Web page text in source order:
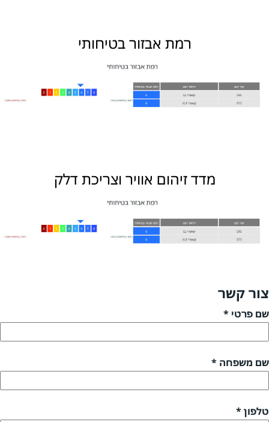
רמת אבזור בטיחותי
מדד זיהום אוויר וצריכת דלק
צור קשר
שם פרטי *
שם משפחה *
טלפון *